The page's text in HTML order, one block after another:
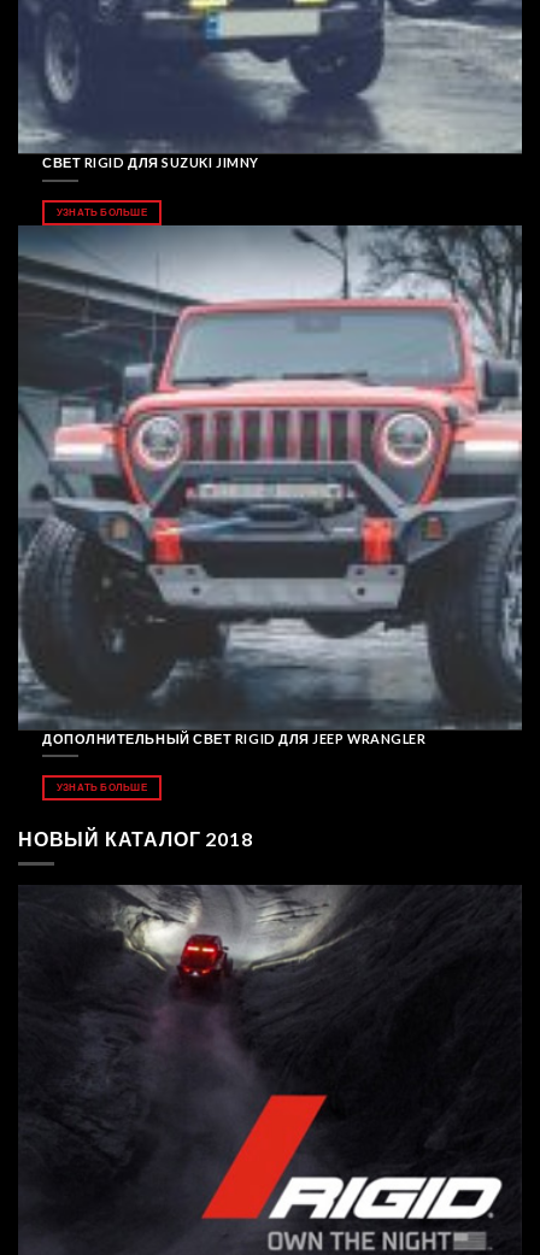
СВЕТ RIGID ДЛЯ SUZUKI JIMNY
УЗНАТЬ БОЛЬШЕ
ДОПОЛНИТЕЛЬНЫЙ СВЕТ RIGID ДЛЯ JEEP WRANGLER
УЗНАТЬ БОЛЬШЕ
НОВЫЙ КАТАЛОГ 2018